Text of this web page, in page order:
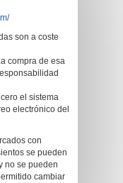
son a coste
compra de esa
el sistema
electrónico del
con
se pueden
no se pueden
cambiar